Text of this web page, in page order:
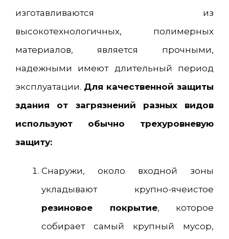
изготавливаются из
высокотехнологичных, полимерных
материалов, является прочными,
надежными имеют длительный период
эксплуатации. Для качественной защиты
здания от загрязнений разных видов
используют обычно трехуровневую
защиту:
Снаружи, около входной зоны
укладывают крупно-ячеистое
резиновое покрытие, которое
собирает самый крупный мусор,